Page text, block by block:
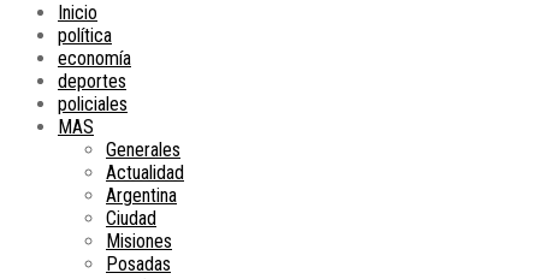
Inicio
política
economía
deportes
policiales
MAS
Generales
Actualidad
Argentina
Ciudad
Misiones
Posadas